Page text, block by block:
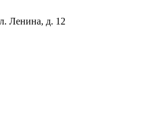
Ленина, д. 12